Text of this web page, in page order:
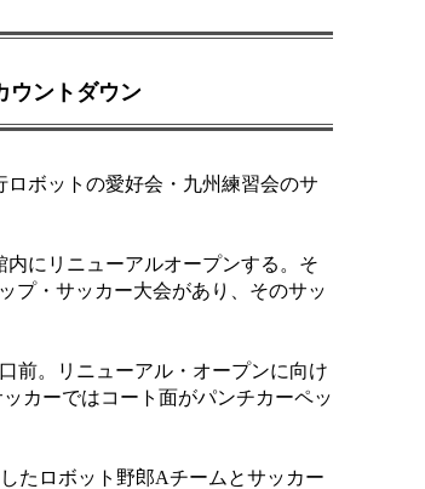
ウントダウン
ボットの愛好会・九州練習会のサ
にリニューアルオープンする。そ
プ・サッカー大会があり、そのサッ
前。リニューアル・オープンに向け
カーではコート面がパンチカーペッ
たロボット野郎Aチームとサッカー